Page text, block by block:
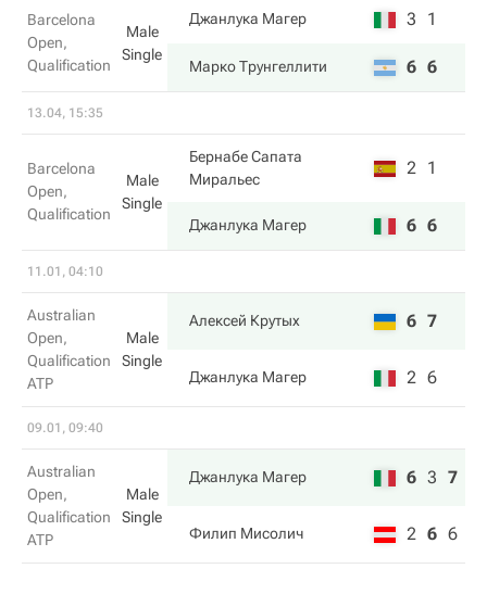
Barcelona
Open,
Qualification
Male
Single
Джанлука Магер 3 1
Марко Трунгеллити 6 6
13.04, 15:35
Barcelona
Open,
Qualification
Male
Single
Бернабе Сапата
Миральес
2 1
Джанлука Магер 6 6
11.01, 04:10
Australian
Open,
Qualification
ATP
Male
Single
Алексей Крутых 6 7
Джанлука Магер 2 6
09.01, 09:40
Australian
Open,
Qualification
ATP
Male
Single
Джанлука Магер 6 3 7
Филип Мисолич 2 6 6